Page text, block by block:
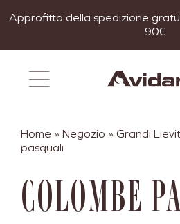
Approfitta della spedizione
90€
Home » Negozio » Grandi
pasquali
COLOMBE